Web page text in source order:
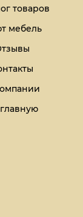
товаров
мебель